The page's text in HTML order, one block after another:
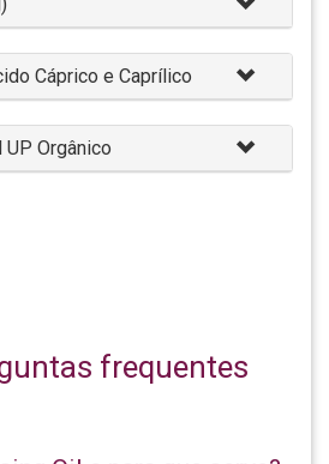
Cáprico e Caprílico
Orgânico
frequentes